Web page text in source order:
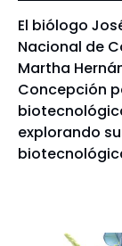
El biólogo
Nacional de
Martha
Concepción
explorando